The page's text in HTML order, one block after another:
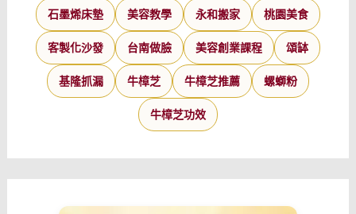
石墨烯床墊 美容教學 永和搬家 桃園美食
客製化沙發 台南做臉 美容創業課程 頌缽
基隆抓漏 牛樟芝 牛樟芝推薦 螺螄粉
牛樟芝功效